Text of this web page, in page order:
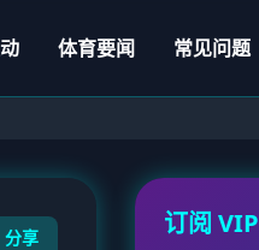
体育要闻 常见问题
分享 订阅 VIP